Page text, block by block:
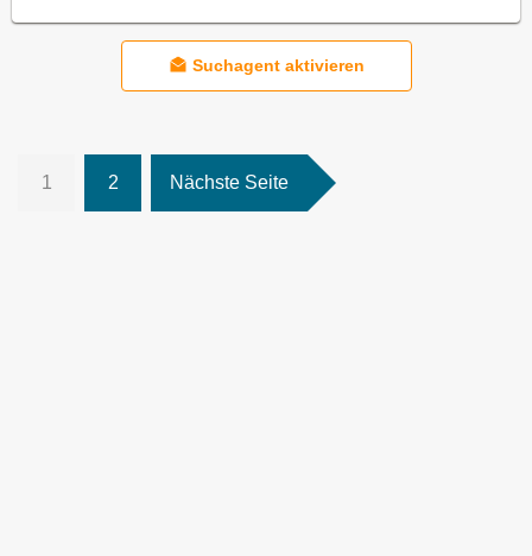
Suchagent aktivieren
1 2 Nächste Seite